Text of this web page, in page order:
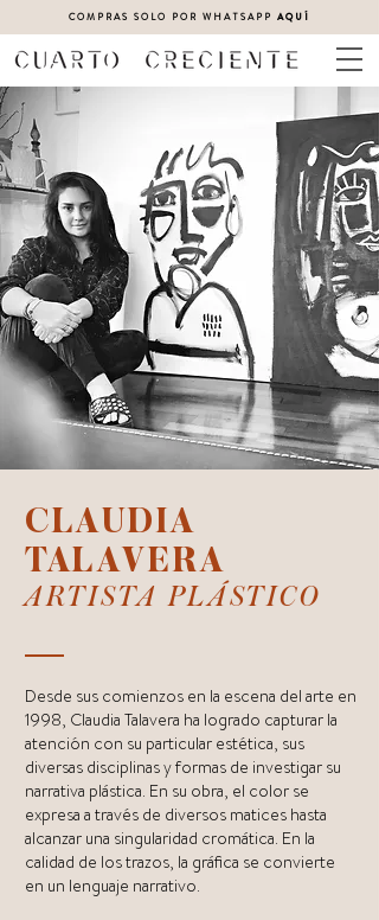
COMPRAS SOLO POR WHATSAPP AQUÍ
CLAUDIA
TALAVERA
ARTISTA PLÁSTICO
Desde sus comienzos en la escena del arte en
1998, Claudia Talavera ha logrado capturar la
atención con su particular estética, sus
diversas disciplinas y formas de investigar su
narrativa plástica. En su obra, el color se
expresa a través de diversos matices hasta
alcanzar una singularidad cromática. En la
calidad de los trazos, la gráfica se convierte
en un lenguaje narrativo.